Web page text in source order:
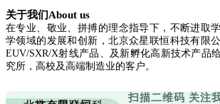
关于我们About us
在专业、敬业、拼搏的理念指导下，不断进取
学领域的发展和创新，北京众星联恒科技有限
EUV/SXR/X射线产品、及新孵化高新技术产品
究所，高校及高端制造业的客户。
扫描二维码 关注